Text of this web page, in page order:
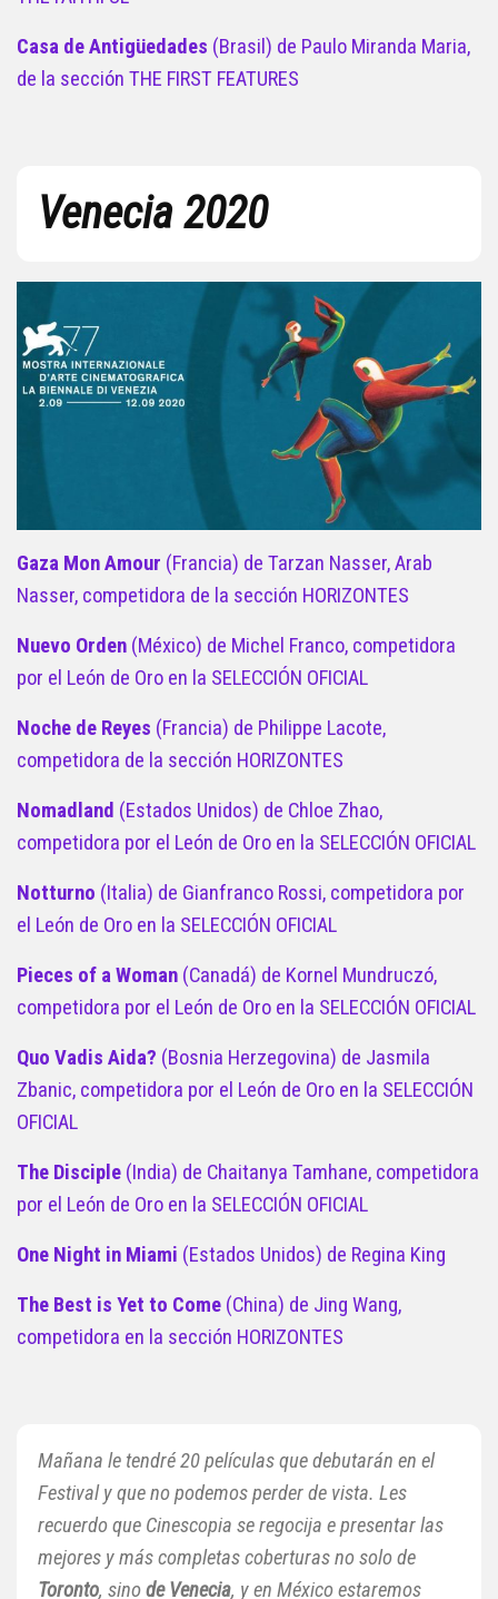
Casa de Antigüedades (Brasil) de Paulo Miranda Maria,
de la sección THE FIRST FEATURES
Venecia 2020
Gaza Mon Amour (Francia) de Tarzan Nasser, Arab
Nasser, competidora de la sección HORIZONTES
Nuevo Orden (México) de Michel Franco, competidora
por el León de Oro en la SELECCIÓN OFICIAL
Noche de Reyes (Francia) de Philippe Lacote,
competidora de la sección HORIZONTES
Nomadland (Estados Unidos) de Chloe Zhao,
competidora por el León de Oro en la SELECCIÓN OFICIAL
Notturno (Italia) de Gianfranco Rossi, competidora por
el León de Oro en la SELECCIÓN OFICIAL
Pieces of a Woman (Canadá) de Kornel Mundruczó,
competidora por el León de Oro en la SELECCIÓN OFICIAL
Quo Vadis Aida? (Bosnia Herzegovina) de Jasmila
Zbanic, competidora por el León de Oro en la SELECCIÓN
OFICIAL
The Disciple (India) de Chaitanya Tamhane, competidora
por el León de Oro en la SELECCIÓN OFICIAL
One Night in Miami (Estados Unidos) de Regina King
The Best is Yet to Come (China) de Jing Wang,
competidora en la sección HORIZONTES
Mañana le tendré 20 películas que debutarán en el
Festival y que no podemos perder de vista. Les
recuerdo que Cinescopia se regocija e presentar las
mejores y más completas coberturas no solo de
Toronto, sinode Venecia, y en México estaremos